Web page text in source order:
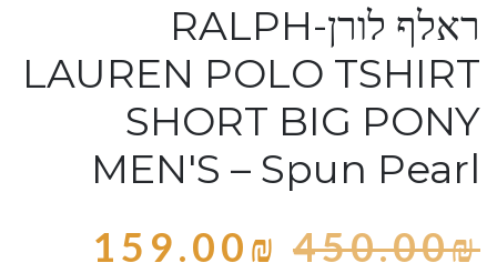
ראלף לורן-RALPH
LAUREN POLO TSHIRT
SHORT BIG PONY
MEN'S – Spun Pearl
450.00₪
159.00₪